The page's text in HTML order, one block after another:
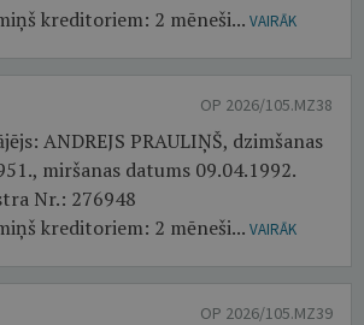
kreditoriem: 2 mēneši... VAIRĀK
OP 2026/105.MZ38
ANDREJS PRAULIŅŠ, dzimšanas
miršanas datums 09.04.1992.
Nr.: 276948
kreditoriem: 2 mēneši... VAIRĀK
OP 2026/105.MZ39